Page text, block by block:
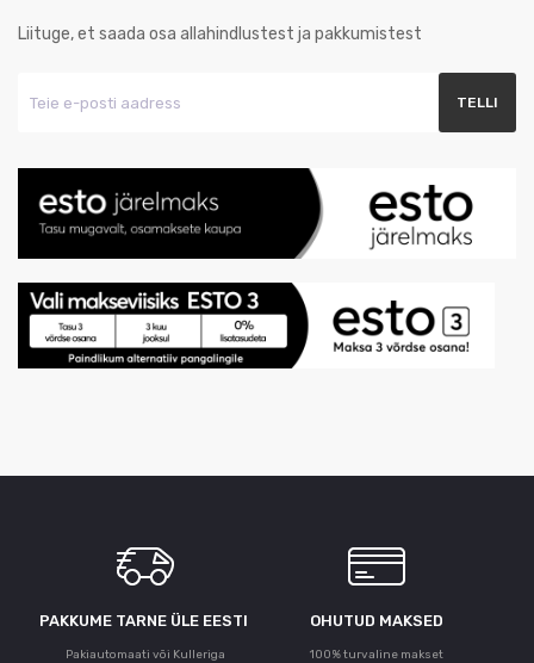
Liituge, et saada osa allahindlustest ja pakkumistest
PAKKUME TARNE ÜLE ЕESTI
Pakiautomaati või Kulleriga
OHUTUD MAKSED
100% turvaline makset